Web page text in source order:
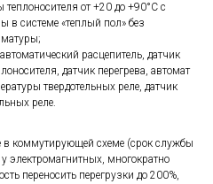
от +20 до +90°С с
в системе «теплый пол» без
расцепитель, датчик
датчик перегрева, автомат
твердотельных реле, датчик
реле.
в коммутирующей схеме (срок службы
электромагнитных, многократно
переносить перегрузки до 200%,